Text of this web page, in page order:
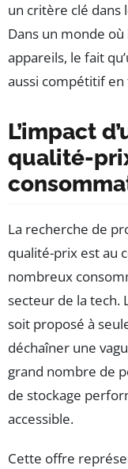
un critère clé dans
Dans un monde
appareils, le fait
aussi compétitif
L’impact
qualité-
La recherche de
qualité-prix est au
nombreux
secteur de la tech.
soit proposé à
déchaîner une
grand nombre de
de stockage
accessible.
Cette offre